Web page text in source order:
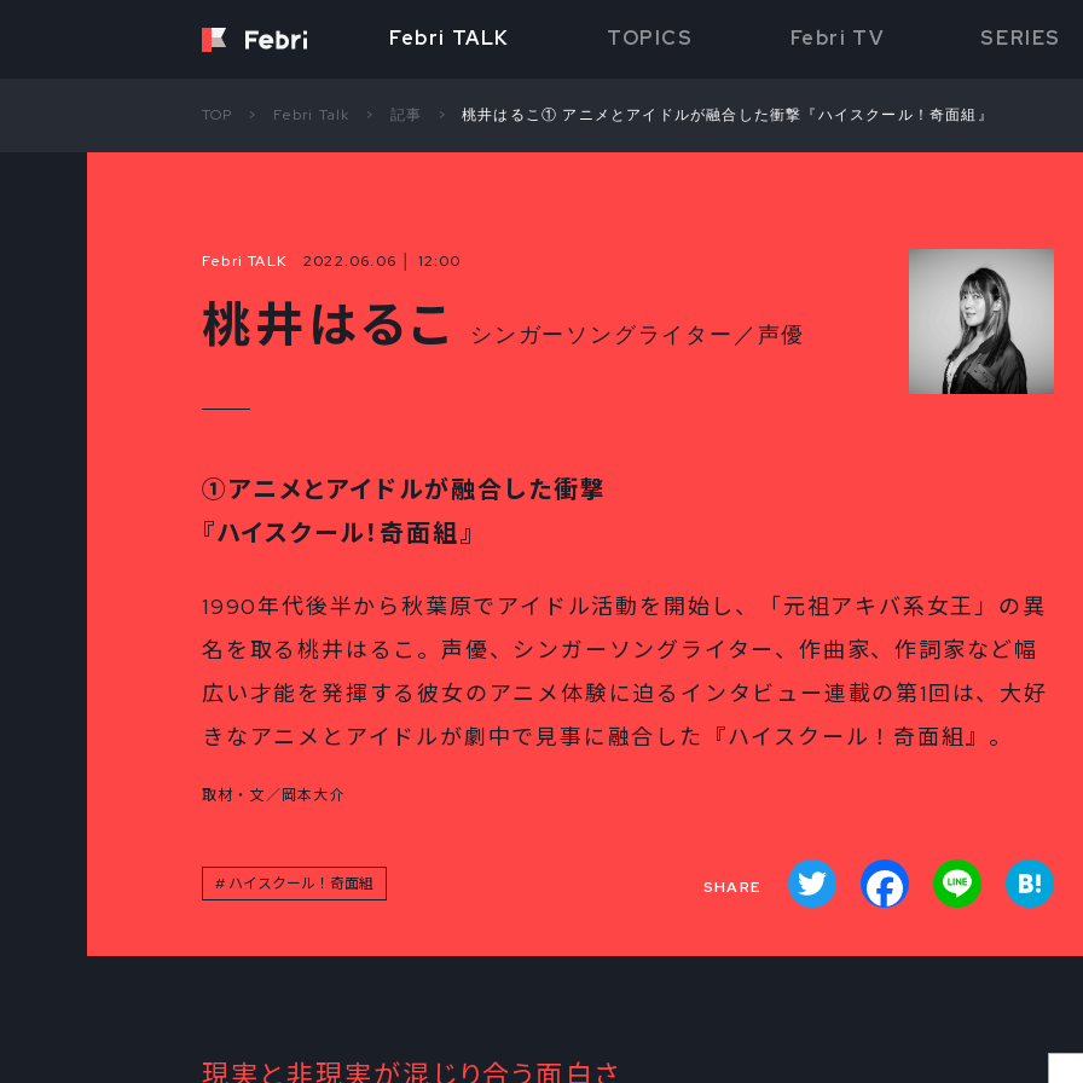
Febri TALK TOPICS Febri TV SERIES
TOP Febri Talk 記事 桃井はるこ① アニメとアイドルが融合した衝撃『ハイスクール！奇面組』
Febri TALK 2022.06.06 │ 12:00
桃井はるこ シンガーソングライター／声優
①アニメとアイドルが融合した衝撃
『ハイスクール！奇面組』
1990年代後半から秋葉原でアイドル活動を開始し、「元祖アキバ系女王」の異
名を取る桃井はるこ。声優、シンガーソングライター、作曲家、作詞家など幅
広い才能を発揮する彼女のアニメ体験に迫るインタビュー連載の第1回は、大好
きなアニメとアイドルが劇中で見事に融合した『ハイスクール！奇面組』。
取材・文／岡本大介
ハイスクール！奇面組
Twitter Facebook Line
現実と非現実が混じり合う面白さ